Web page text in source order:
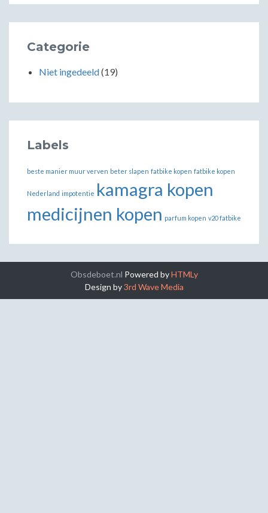
Categorie
Niet ingedeeld(19)
Labels
beste manier muur verven beter slapen fatbike kopen fatbike kopen
Nederland impotentie kamagra kopen
medicijnen kopen parfum kopen v20 fatbike
Obsdeboet.nl Powered byHTMLy
Design by3rd Wave Media